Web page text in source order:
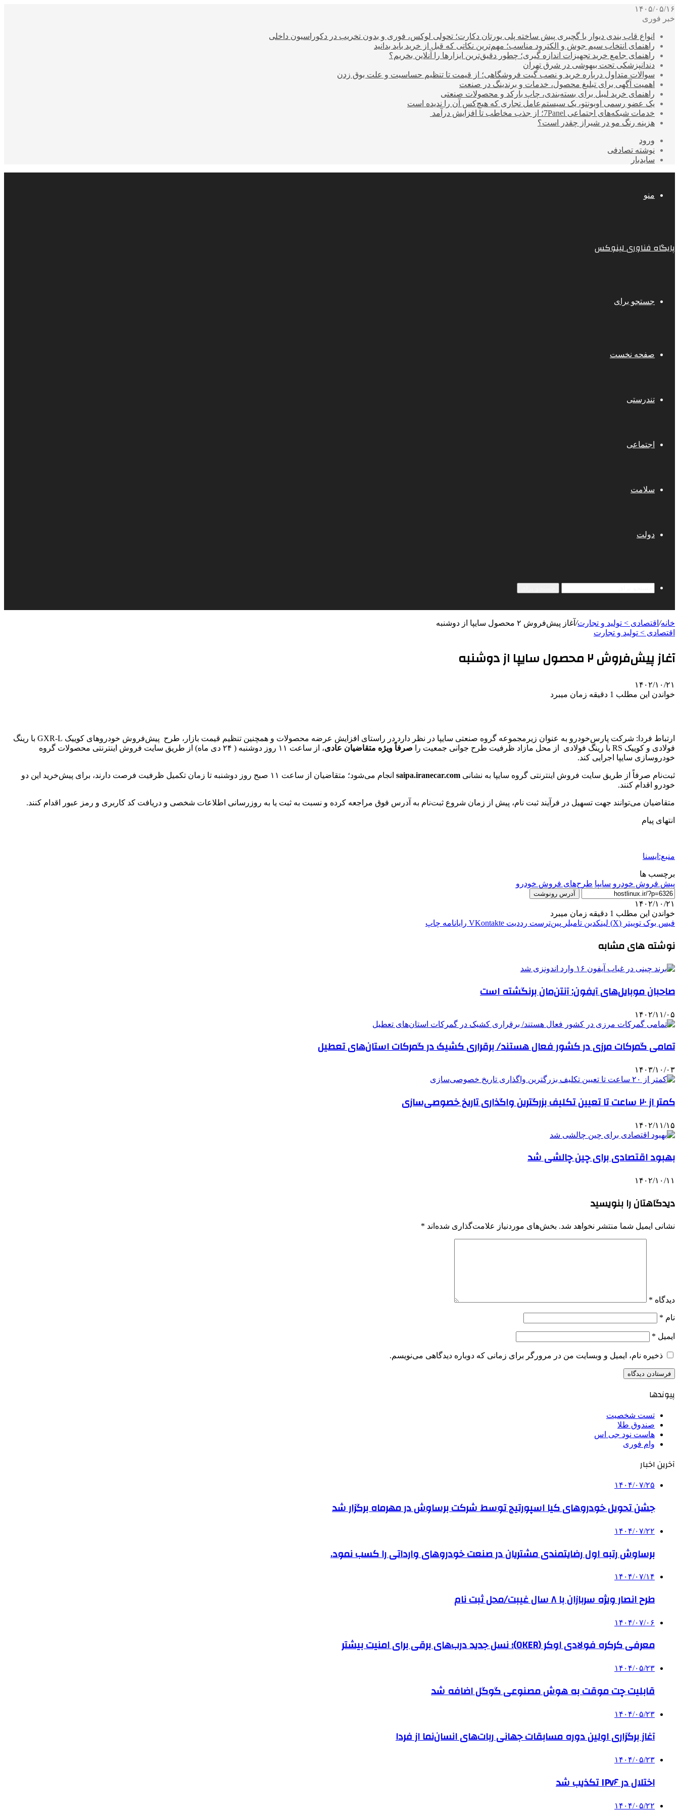
۱۴۰۵/۰۵/۱۶
خبر فوری
انواع قاب بندی دیوار با گچبری پیش ساخته پلی یورتان دکارت؛ تحولی لوکس، فوری و بدون تخریب در دکوراسیون داخلی
راهنمای انتخاب سیم جوش و الکترود مناسب؛ مهم‌ترین نکاتی که قبل از خرید باید بدانید
راهنمای جامع خرید تجهیزات اندازه گیری؛ چطور دقیق‌ترین ابزارها را آنلاین بخریم؟
دندانپزشکی تحت بیهوشی در شرق تهران
سوالات متداول درباره خرید و نصب گیت فروشگاهی؛ از قیمت تا تنظیم حساسیت و علت بوق زدن
اهمیت آگهی برای تبلیغ محصول، خدمات و برندینگ در صنعت
راهنمای خرید لیبل برای بسته‌بندی، چاپ بارکد و محصولات صنعتی
یک عضو رسمی اوبونتو، یک سیستم‌عامل تجاری که هیچ‌کس آن را ندیده است
خدمات شبکه‌های اجتماعی 7Panel؛ از جذب مخاطب تا افزایش درآمد
هزینه رنگ مو در شیراز چقدر است؟
ورود
نوشته تصادفی
سایدبار
منو
پایگاه فناوری لینوکس
جستجو برای
صفحه نخست
تندرستی
اجتماعی
سلامت
دولت
خانه/ اقتصادی > تولید و تجارت/ آغاز پیش‌فروش ٢ محصول سایپا از دوشنبه
اقتصادی > تولید و تجارت
آغاز پیش‌فروش ٢ محصول سایپا از دوشنبه
۱۴۰۲/۱۰/۲۱
خواندن این مطلب 1 دقیقه زمان میبرد
ارتباط فردا: شرکت پارس‌خودرو به عنوان زیرمجموعه گروه صنعتی سایپا در نظر دارد در راستای افزایش عرضه محصولات و همچنین تنظیم قیمت بازار، طرح پیش‌فروش خودروهای کوییک GXR-L با رینگ
فولادی و کوییک RS با رینگ فولادی از محل مازاد ظرفیت طرح جوانی جمعیت را
صرفاً ویژه متقاضیان عادی
، از ساعت ۱۱ روز دوشنبه ( ٢۴ دی ماه) از طریق سایت فروش اینترنتی محصولات گروه
خودروسازی سایپا اجرایی کند.
ثبت‌نام صرفاً از طریق سایت فروش اینترنتی گروه سایپا به نشانی saipa.iranecar.com
انجام می‌شود؛ متقاضیان از ساعت ١١ صبح روز دوشنبه تا زمان تکمیل ظرفیت فرصت دارند، برای پیش‌خرید این دو
خودرو اقدام کنند.
متقاضیان می‌توانند جهت تسهیل در فرآیند ثبت نام، پیش از زمان شروع ثبت‌نام به آدرس فوق مراجعه کرده و نسبت به ثبت یا به روزرسانی اطلاعات شخصی و دریافت کد کاربری و رمز عبور اقدام کنند.
انتهای پیام
منبع:ایسنا
برچسب ها
پیش فروش خودرو سايپا طرح‌های فروش خودرو
آدرس رونوشت
۱۴۰۲/۱۰/۲۱
خواندن این مطلب 1 دقیقه زمان میبرد
فیس بوک توییتر (X) لینکدین ‫تامبلر ‫پین‌ترست ‫رددیت ‫VKontakte رایانامه چاپ
نوشته های مشابه
صاحبان موبایل‌های آیفون: آنتن‌مان برنگشته است
۱۴۰۲/۱۱/۰۵
تمامی گمرکات مرزی در کشور فعال هستند/ برقراری کشیک در گمرکات استان‌های تعطیل
۱۴۰۳/۱۰/۰۳
کمتر از ۲۰ ساعت تا تعیین تکلیف بزرگترین واگذاری تاریخ خصوصی‌سازی
۱۴۰۲/۱۱/۱۵
بهبود اقتصادی برای چین چالشی شد
۱۴۰۲/۱۰/۱۱
دیدگاهتان را بنویسید
نشانی ایمیل شما منتشر نخواهد شد. بخش‌های موردنیاز علامت‌گذاری شده‌اند *
دیدگاه *
نام *
ایمیل *
ذخیره نام، ایمیل و وبسایت من در مرورگر برای زمانی که دوباره دیدگاهی می‌نویسم.
پیوندها
تست شخصیت
صندوق طلا
هاست نود جی اس
وام فوری
آخرین اخبار
۱۴۰۴/۰۷/۲۵
جشن تحویل خودروهای کیا اسپورتیج توسط شرکت برساوش در مهرماه برگزار شد
۱۴۰۴/۰۷/۲۲
برساوش رتبه اول رضایتمندی مشتریان در صنعت خودروهای وارداتی را کسب نمود.
۱۴۰۴/۰۷/۱۴
طرح انصار ویژه سربازان با ۸ سال غیبت/محل ثبت نام
۱۴۰۴/۰۷/۰۶
معرفی کرکره فولادی اوکر (OKER)؛ نسل جدید درب‌های برقی برای امنیت بیشتر
۱۴۰۴/۰۵/۲۳
قابلیت چت موقت به هوش مصنوعی گوگل اضافه شد
۱۴۰۴/۰۵/۲۳
آغاز برگزاری اولین دوره مسابقات جهانی ربات‌های انسان‌نما از فردا
۱۴۰۴/۰۵/۲۳
اختلال در IPv۶ تکذیب شد
۱۴۰۴/۰۵/۲۲